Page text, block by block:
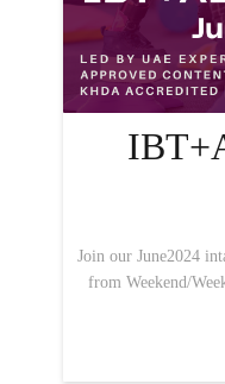
Join our June2024
from Weekend/